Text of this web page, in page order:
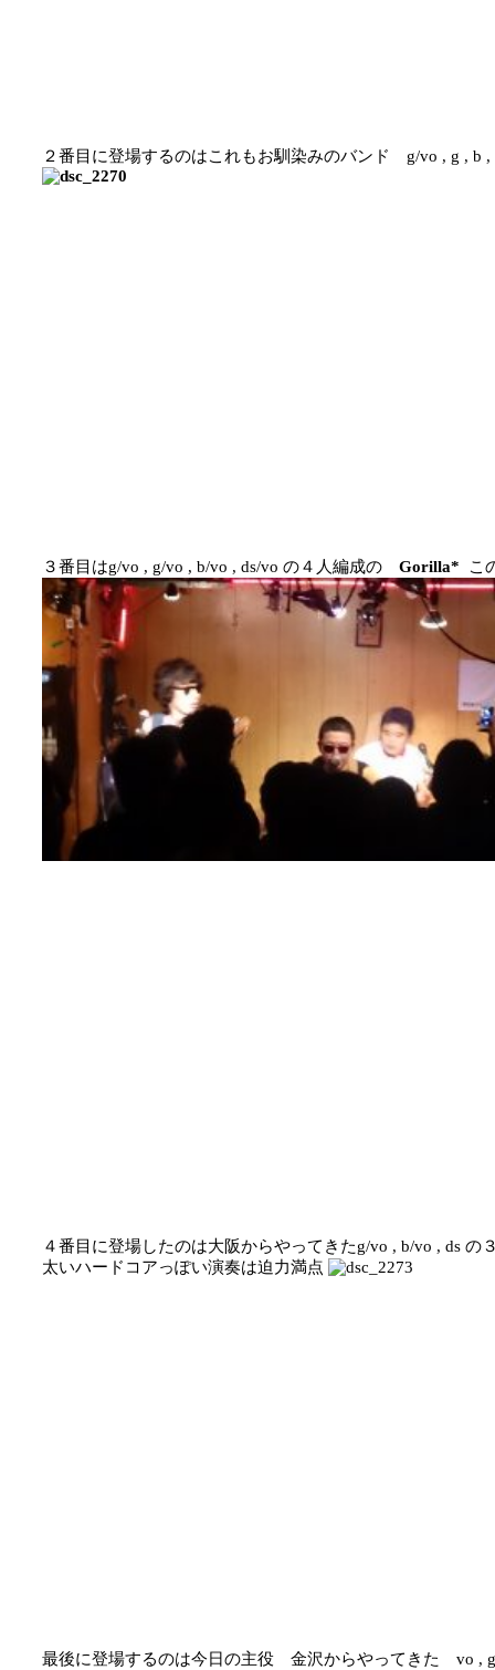
２番目に登場するのはこれもお馴染みのバンド g/vo , g ,
３番目はg/vo , g/vo , b/vo , ds/vo の４人編成の Gorilla* こ
４番目に登場したのは大阪からやってきたg/vo , b/vo , ds
太いハードコアっぽい演奏は迫力満点
最後に登場するのは今日の主役 金沢からやってきた vo , g